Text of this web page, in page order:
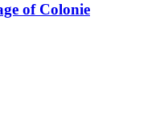
of Colonie